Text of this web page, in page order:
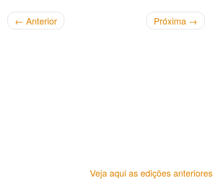
← Anterior Próxima →
Veja aqui as edições anteriores